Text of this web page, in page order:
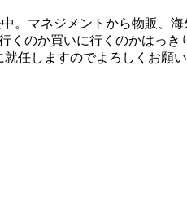
。マネジメントから物販、海
くのか買いに行くのかはっき
任しますのでよろしくお願い